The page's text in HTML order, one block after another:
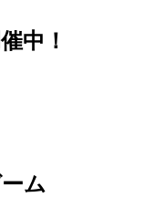
中！
ム